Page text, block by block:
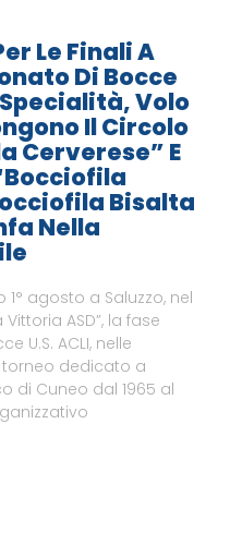
Le Finali A
Di Bocce
Specialità, Volo
Il Circolo
Cerverese” E
Bisalta
Nella
agosto a Saluzzo, nel
Vittoria ASD”, la fase
U.S. ACLI, nelle
torneo dedicato a
di Cuneo dal 1965 al